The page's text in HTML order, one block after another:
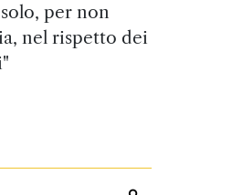
per non
nel rispetto dei